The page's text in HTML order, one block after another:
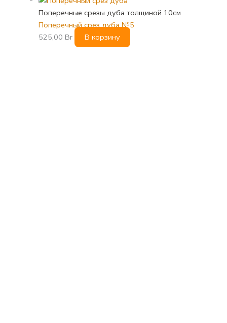
Поперечные срезы дуба толщиной 10см
Поперечный срез дуба №5
525,00 Br В корзину